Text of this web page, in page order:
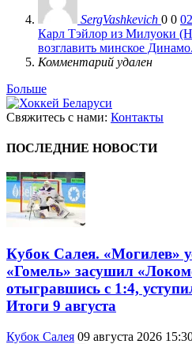
SergVashkevich 0 0
Карл Тэйлор из Милуоки
возглавить минское
Комментарий удален
Больше
Свяжитесь с нами: Контакты
ПОСЛЕДНИЕ НОВОСТИ
Кубок Салея. «Могилев»
«Гомель» засушил
отыгравшись с 1:4,
Итоги 9 августа
Кубок Салея 09 августа 2026